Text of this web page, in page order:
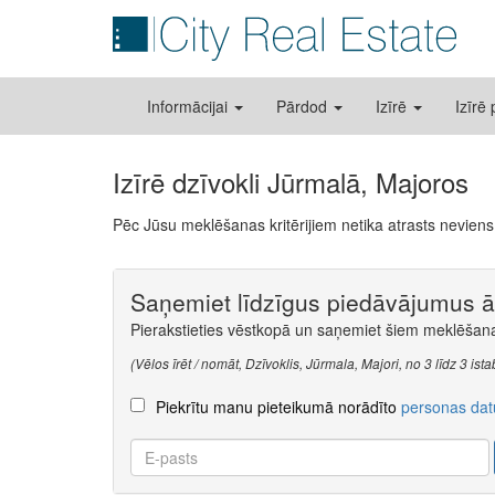
Informācijai Pārdod Izīrē Izīrē
Izīrē dzīvokli Jūrmalā, Majoros
Pēc Jūsu meklēšanas kritērijiem netika atrasts
Saņemiet līdzīgus piedāvājumus
Pierakstieties vēstkopā un saņemiet šiem
(Vēlos īrēt / nomāt, Dzīvoklis, Jūrmala, Majori, no 3 līdz 3
Piekrītu manu pieteikumā norādīto personas
E-
pasts